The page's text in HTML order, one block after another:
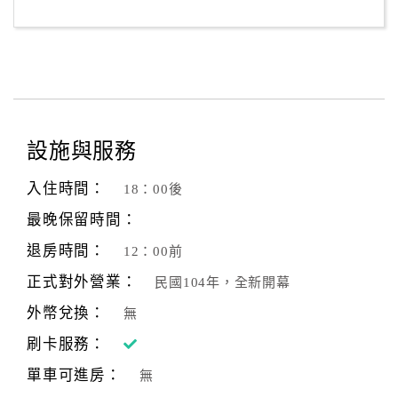
設施與服務
入住時間： 18：00後
最晚保留時間：
退房時間：
12：00前
正式對外營業： 民國104年，全新開幕
外幣兌換： 無
刷卡服務：
單車可進房：
無